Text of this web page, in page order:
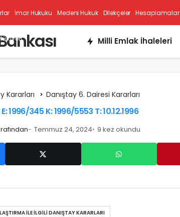
İmar Hukuku Medeni Hukuk Dilekçeler Hesaplamalar
Milli Emlak İhaleleri
Kararları Danıştay 6. Dairesi Kararları
1996/345 K: 1996/5553 T: 10.12.1996
Temmuz 24, 2024 9 kez okundu
İLE İLGILI DANIŞTAY KARARLARI